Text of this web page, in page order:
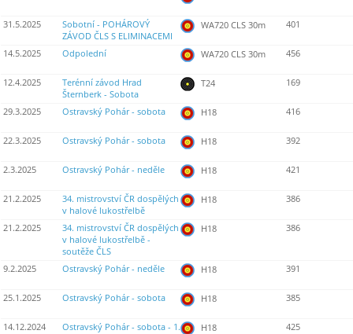
31.5.2025
Sobotní - POHÁROVÝ
ZÁVOD ČLS S ELIMINACEMI
WA720 CLS 30m 401
14.5.2025 Odpolední WA720 CLS 30m 456
12.4.2025
Terénní závod Hrad
Šternberk - Sobota
T24 169
29.3.2025 Ostravský Pohár - sobota H18 416
22.3.2025 Ostravský Pohár - sobota H18 392
2.3.2025 Ostravský Pohár - neděle H18 421
21.2.2025
34. mistrovství ČR dospělých
v halové lukostřelbě
H18 386
21.2.2025
34. mistrovství ČR dospělých
v halové lukostřelbě -
soutěže ČLS
H18 386
9.2.2025 Ostravský Pohár - neděle H18 391
25.1.2025 Ostravský Pohár - sobota H18 385
14.12.2024
Ostravský Pohár - sobota - 1.
H18 425